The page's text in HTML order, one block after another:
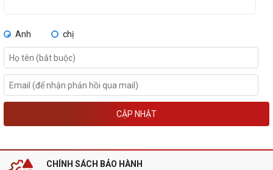
Anh chị
CẬP NHẬT
CHÍNH SÁCH BẢO HÀNH